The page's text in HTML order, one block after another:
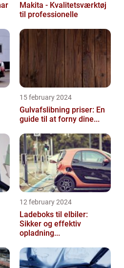
Makita - Kvalitetsværktøj
til professionelle
15 february 2024
Gulvafslibning priser: En
guide til at forny dine...
12 february 2024
Ladeboks til elbiler:
Sikker og effektiv
opladning...